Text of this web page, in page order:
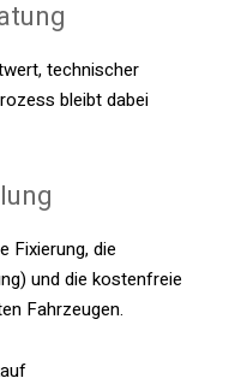
technischer
bleibt dabei
Fixierung, die
und die kostenfreie
Fahrzeugen.